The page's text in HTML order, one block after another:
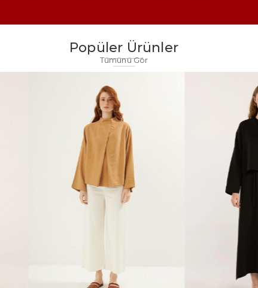
Popüler Ürünler
Tümünü Gör